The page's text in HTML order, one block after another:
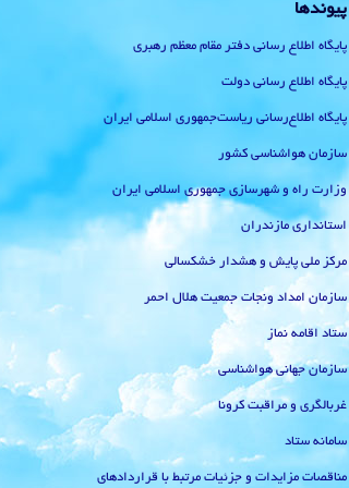
پیوندها
پایگاه اطلاع رسانی دفتر مقام معظم رهبری
پایگاه اطلاع رسانی دولت
پایگاه اطلاع‌رسانی ریاست‌جمهوری اسلامی ایران
سازمان هواشناسی کشور
وزارت راه و شهرسازی جمهوری اسلامی ایران
استانداری مازندران
مرکز ملی پایش و هشدار خشکسالی
سازمان امداد ونجات جمعیت هلال احمر
ستاد اقامه نماز
سازمان جهانی هواشناسی
غربالگری و مراقبت کرونا
سامانه ستاد
مناقصات مزایدات و جزئیات مرتبط با قراردادهای